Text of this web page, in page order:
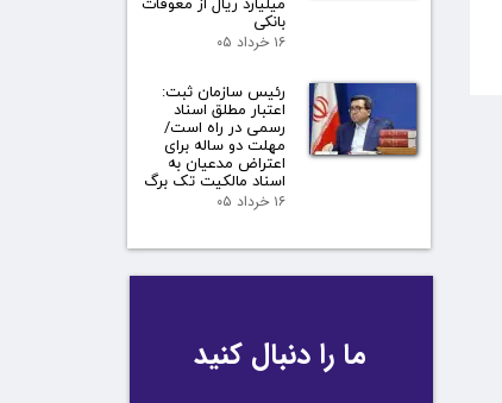
بانکی
۱۶ خرداد ۰۵
رئیس سازمان ثبت:
اعتبار مطلق اسناد
رسمی در راه است/
مهلت دو ساله برای
اعتراض مدعیان به
اسناد مالکیت تک برگ
۱۶ خرداد ۰۵
ما را دنبال کنید